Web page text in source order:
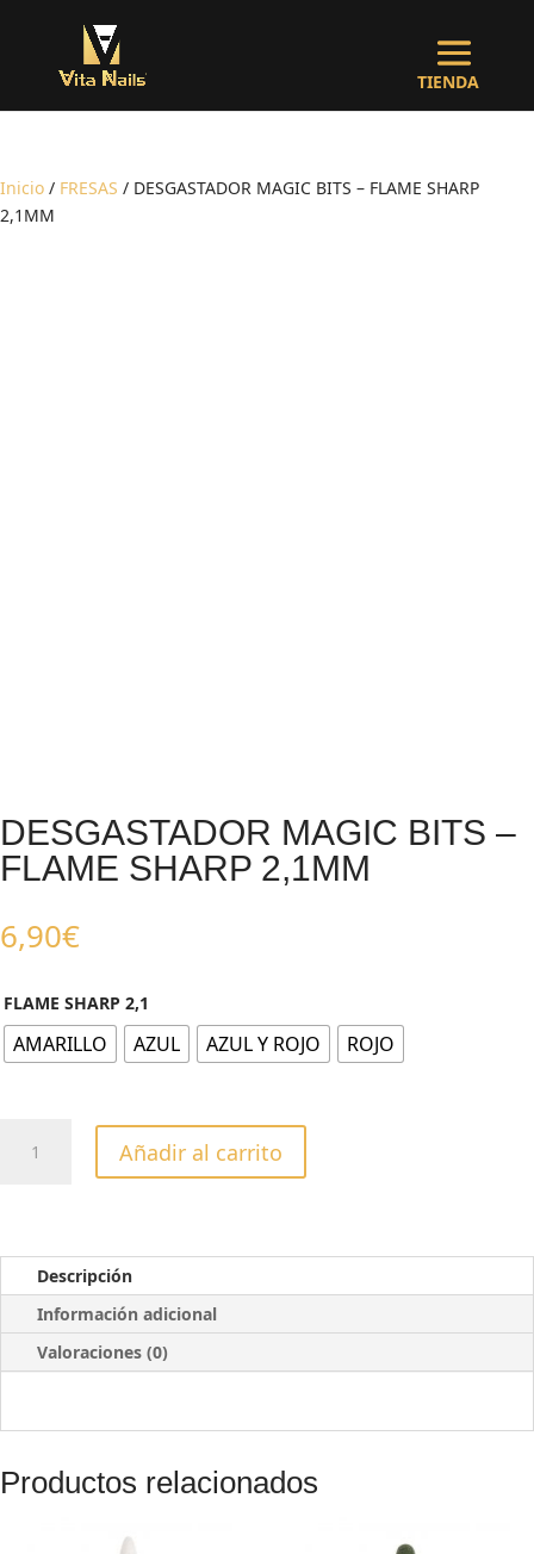
Inicio / FRESAS / DESGASTADOR MAGIC BITS – FLAME SHARP
2,1MM
DESGASTADOR MAGIC BITS –
FLAME SHARP 2,1MM
6,90€
FLAME SHARP 2,1
AMARILLO AZUL AZUL Y ROJO ROJO
DESGASTADOR
MAGIC
SHARP
2,1MM
cantidad
Añadir al carrito
Descripción
Información adicional
Valoraciones (0)
Productos relacionados